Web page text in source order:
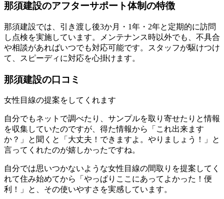
那須建設のアフターサポート体制の特徴
那須建設では、引き渡し後3か月・1年・2年と定期的に訪問
し点検を実施しています。メンテナンス時以外でも、不具合
や相談があればいつでも対応可能です。スタッフが駆けつけ
て、スピーディに対応を心掛けます。
那須建設の口コミ
女性目線の提案をしてくれます
自分でもネットで調べたり、サンプルを取り寄せたりと情報
を収集していたのですが、得た情報から「これ出来ます
か？」と聞くと「大丈夫！できますよ。やりましょう！」と
言ってくれたのが嬉しかったですね。
自分では思いつかないような女性目線の間取りを提案してく
れて住み始めてから「やっぱりここにあってよかった！便
利！」と、その使いやすさを実感しています。